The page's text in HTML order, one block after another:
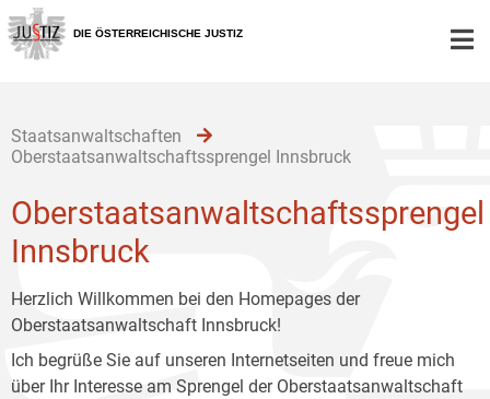
Zur
Hauptnavigation
[1]
Zum
Inhalt
[2]
Zum
Untermenü
[3]
DIE ÖSTERREICHISCHE JUSTIZ
Staatsanwaltschaften
Oberstaatsanwaltschaftssprengel Innsbruck
Oberstaatsanwaltschaftssprengel
Innsbruck
Herzlich Willkommen bei den Homepages der
Oberstaatsanwaltschaft Innsbruck!
Ich begrüße Sie auf unseren Internetseiten und freue mich
über Ihr Interesse am Sprengel der Oberstaatsanwaltschaft